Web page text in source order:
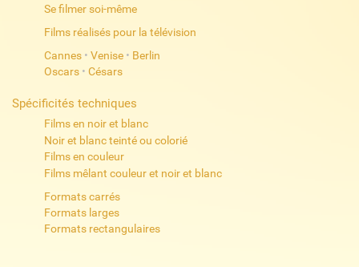
Se filmer soi-même
Films réalisés pour la télévision
Cannes • Venise • Berlin
Oscars • Césars
Spécificités techniques
Films en noir et blanc
Noir et blanc teinté ou colorié
Films en couleur
Films mêlant couleur et noir et blanc
Formats carrés
Formats larges
Formats rectangulaires